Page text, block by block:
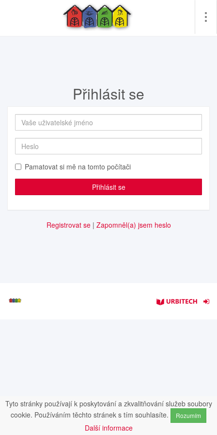
Přihlásit se
Pamatovat si mě na tomto počítači
Registrovat se| Zapomněl(a) jsem heslo
Tyto stránky používají k poskytování a zkvalitňování služeb soubory
cookie. Používáním těchto stránek s tím souhlasíte.
Rozumím
Další informace